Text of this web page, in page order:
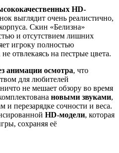
HD-
выглядит очень реалистично,
Скин «Белизна»
и отсутствием лишних
игроку полностью
отвлекаясь на пестрые цвета.
анимации осмотра, что
для любителей
не мешает обзору во время
новыми звуками,
и перезарядке сочности и веса.
HD-модели, которая
сохраняя её